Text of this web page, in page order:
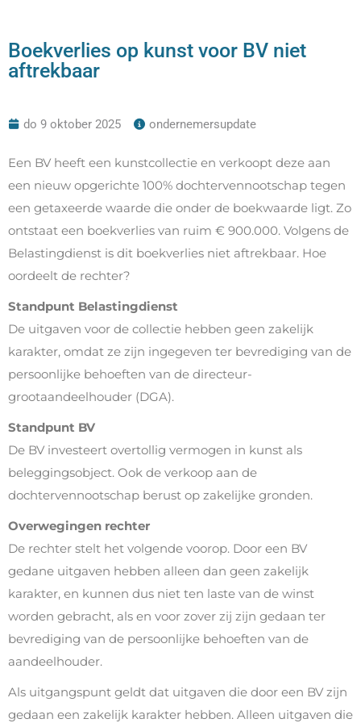
Boekverlies op kunst voor BV niet
aftrekbaar
do 9 oktober 2025 ondernemersupdate
Een BV heeft een kunstcollectie en verkoopt deze aan
een nieuw opgerichte 100% dochtervennootschap tegen
een getaxeerde waarde die onder de boekwaarde ligt. Zo
ontstaat een boekverlies van ruim € 900.000. Volgens de
Belastingdienst is dit boekverlies niet aftrekbaar. Hoe
oordeelt de rechter?
Standpunt Belastingdienst
De uitgaven voor de collectie hebben geen zakelijk
karakter, omdat ze zijn ingegeven ter bevrediging van de
persoonlijke behoeften van de directeur-
grootaandeelhouder (DGA).
Standpunt BV
De BV investeert overtollig vermogen in kunst als
beleggingsobject. Ook de verkoop aan de
dochtervennootschap berust op zakelijke gronden.
Overwegingen rechter
De rechter stelt het volgende voorop. Door een BV
gedane uitgaven hebben alleen dan geen zakelijk
karakter, en kunnen dus niet ten laste van de winst
worden gebracht, als en voor zover zij zijn gedaan ter
bevrediging van de persoonlijke behoeften van de
aandeelhouder.
Als uitgangspunt geldt dat uitgaven die door een BV zijn
gedaan een zakelijk karakter hebben. Alleen uitgaven die